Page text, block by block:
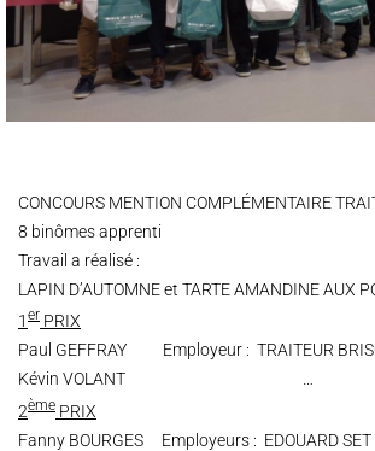
CONCOURS MENTION COMPLÉMENTAIRE
8 binômes apprenti
Travail a réalisé :
LAPIN D’AUTOMNE et TARTE AMANDINE AUX
1 er PRIX
Paul GEFFRAY Employeur : TRAITEUR
Kévin VOLANT …
2ème PRIX
Fanny BOURGES Employeurs : EDOUARD SET